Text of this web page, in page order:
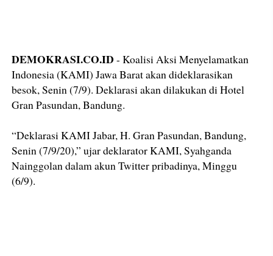
DEMOKRASI.CO.ID - Koalisi Aksi Menyelamatkan
Indonesia (KAMI) Jawa Barat akan dideklarasikan
besok, Senin (7/9). Deklarasi akan dilakukan di Hotel
Gran Pasundan, Bandung.
“Deklarasi KAMI Jabar, H. Gran Pasundan, Bandung,
Senin (7/9/20),” ujar deklarator KAMI, Syahganda
Nainggolan dalam akun Twitter pribadinya, Minggu
(6/9).